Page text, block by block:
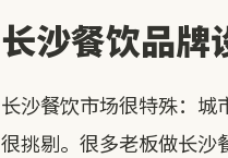
长沙餐饮品牌
长沙餐饮市场很特殊：城
很挑剔。很多老板做长